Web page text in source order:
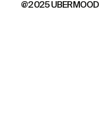
@2025 UBERMOOD